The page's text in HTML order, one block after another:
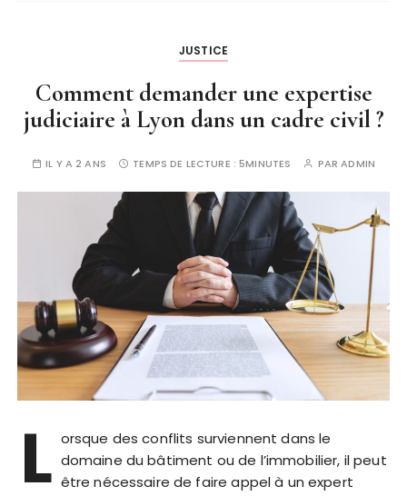
JUSTICE
Comment demander une expertise
judiciaire à Lyon dans un cadre civil ?
IL Y A 2 ANS TEMPS DE LECTURE :5MINUTES PARADMIN
L orsque des conflits surviennent dans le
domaine du bâtiment ou de l’immobilier, il peut
être nécessaire de faire appel à un expert